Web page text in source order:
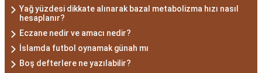
Yağ yüzdesi dikkate alınarak bazal metabolizma hızı nasıl
hesaplanır?
Eczane nedir ve amacı nedir?
İslamda futbol oynamak günah mı
Boş defterlere ne yazılabilir?